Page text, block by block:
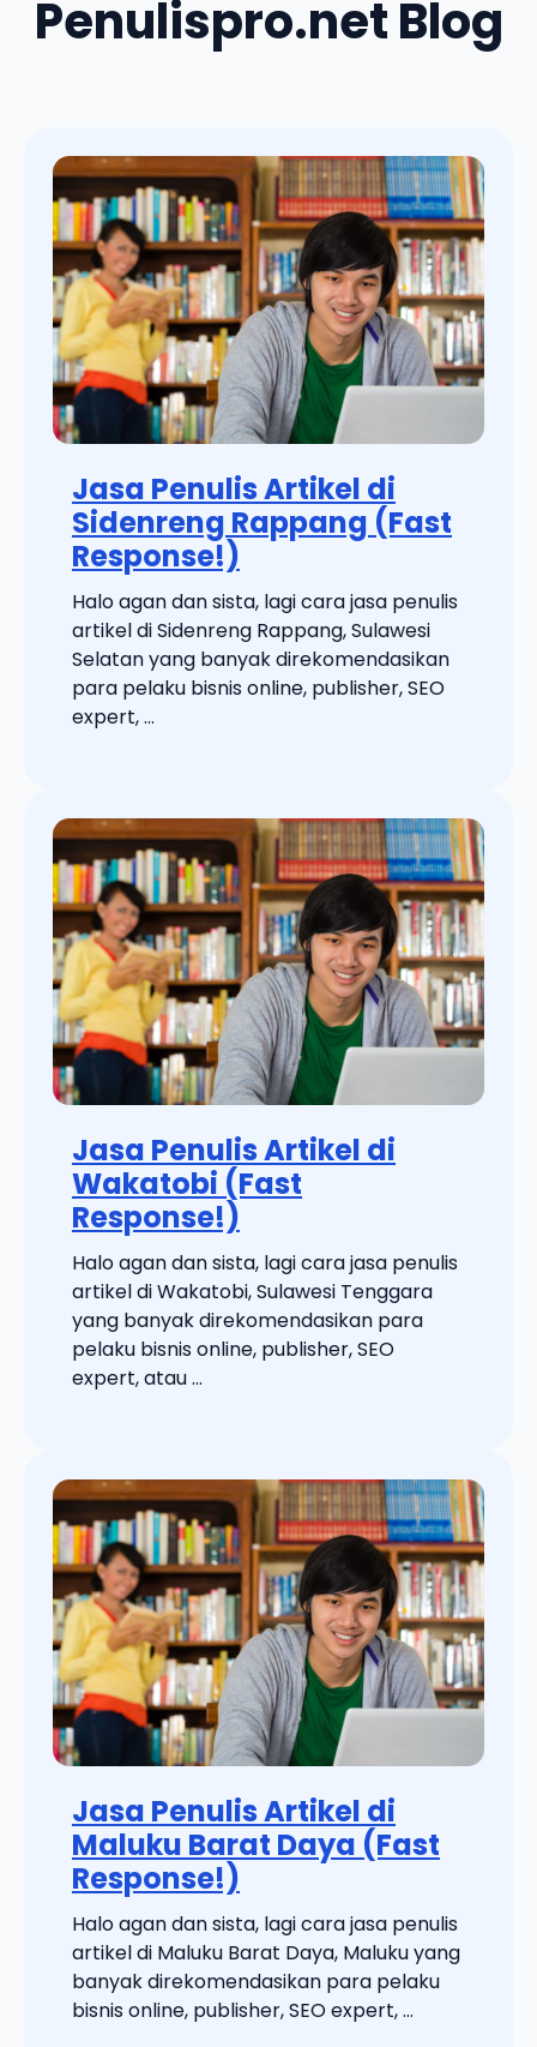
Penulispro.net Blog
Jasa Penulis Artikel di
Sidenreng Rappang (Fast
Response!)
Halo agan dan sista, lagi cara jasa penulis
artikel di Sidenreng Rappang, Sulawesi
Selatan yang banyak direkomendasikan
para pelaku bisnis online, publisher, SEO
expert, ...
Jasa Penulis Artikel di
Wakatobi (Fast
Response!)
Halo agan dan sista, lagi cara jasa penulis
artikel di Wakatobi, Sulawesi Tenggara
yang banyak direkomendasikan para
pelaku bisnis online, publisher, SEO
expert, atau ...
Jasa Penulis Artikel di
Maluku Barat Daya (Fast
Response!)
Halo agan dan sista, lagi cara jasa penulis
artikel di Maluku Barat Daya, Maluku yang
banyak direkomendasikan para pelaku
bisnis online, publisher, SEO expert, ...